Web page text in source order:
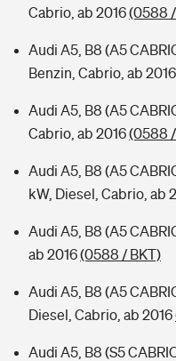
Cabrio, ab 2016(0588
Audi A5, B8 (A5
Benzin, Cabrio, ab 2016
Audi A5, B8 (A5
Cabrio, ab 2016(0588 /
Audi A5, B8 (A5
kW, Diesel, Cabrio, ab
Audi A5, B8 (A5
ab 2016(0588 / BKT)
Audi A5, B8 (A5
Diesel, Cabrio, ab 2016
Audi A5, B8 (S5